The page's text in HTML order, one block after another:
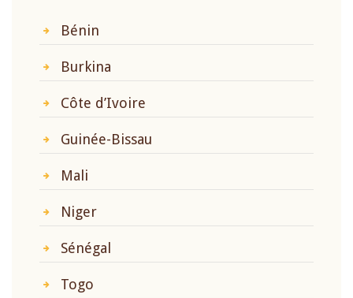
Bénin
Burkina
Côte d’Ivoire
Guinée-Bissau
Mali
Niger
Sénégal
Togo